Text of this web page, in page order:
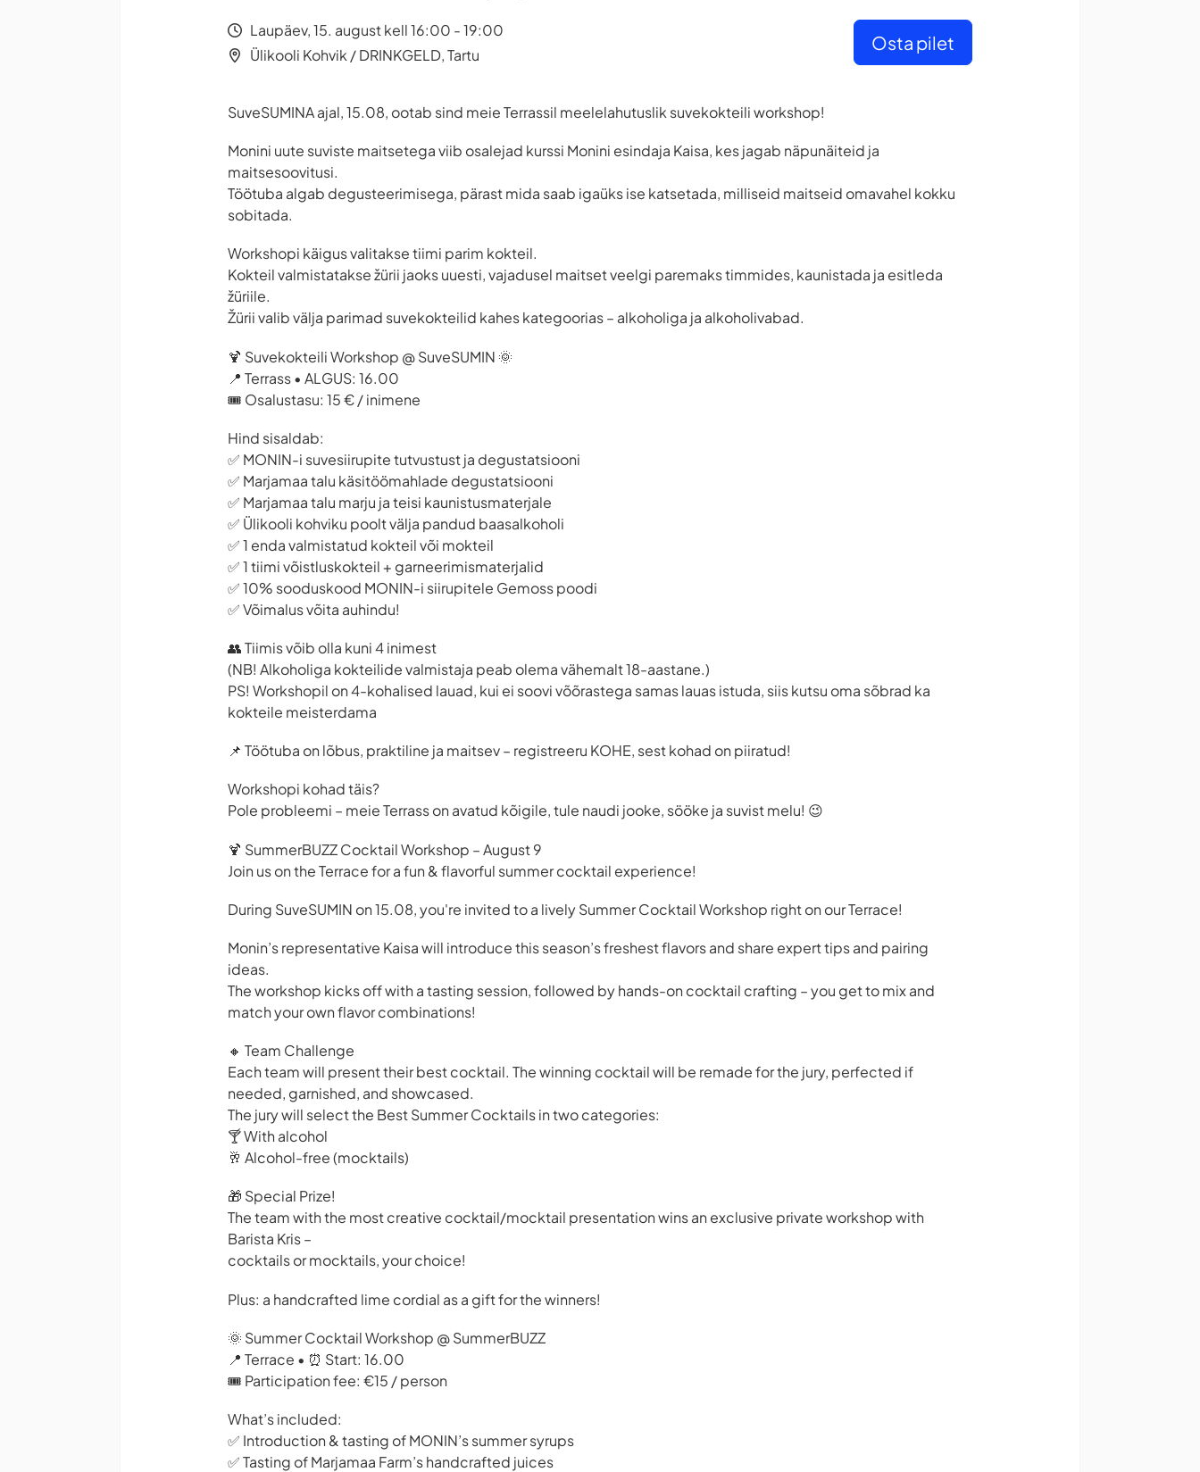
Laupäev, 15. august kell 16:00 - 19:00
Ülikooli Kohvik / DRINKGELD, Tartu
Osta pilet
SuveSUMINA ajal, 15.08, ootab sind meie Terrassil meelelahutuslik suvekokteili workshop!
Monini uute suviste maitsetega viib osalejad kurssi Monini esindaja Kaisa, kes jagab näpunäiteid ja
maitsesoovitusi.
Töötuba algab degusteerimisega, pärast mida saab igaüks ise katsetada, milliseid maitseid omavahel kokku
sobitada.
Workshopi käigus valitakse tiimi parim kokteil.
Kokteil valmistatakse žürii jaoks uuesti, vajadusel maitset veelgi paremaks timmides, kaunistada ja esitleda
žüriile.
Žürii valib välja parimad suvekokteilid kahes kategoorias – alkoholiga ja alkoholivabad.
🍹 Suvekokteili Workshop @ SuveSUMIN 🌞
📍 Terrass • ALGUS: 16.00
🎟️ Osalustasu: 15 € / inimene
Hind sisaldab:
✅ MONIN-i suvesiirupite tutvustust ja degustatsiooni
✅ Marjamaa talu käsitöömahlade degustatsiooni
✅ Marjamaa talu marju ja teisi kaunistusmaterjale
✅ Ülikooli kohviku poolt välja pandud baasalkoholi
✅ 1 enda valmistatud kokteil või mokteil
✅ 1 tiimi võistluskokteil + garneerimismaterjalid
✅ 10% sooduskood MONIN-i siirupitele Gemoss poodi
✅ Võimalus võita auhindu!
👥 Tiimis võib olla kuni 4 inimest
(NB! Alkoholiga kokteilide valmistaja peab olema vähemalt 18-aastane.)
PS! Workshopil on 4-kohalised lauad, kui ei soovi võõrastega samas lauas istuda, siis kutsu oma sõbrad ka
kokteile meisterdama
📌 Töötuba on lõbus, praktiline ja maitsev – registreeru KOHE, sest kohad on piiratud!
Workshopi kohad täis?
Pole probleemi – meie Terrass on avatud kõigile, tule naudi jooke, sööke ja suvist melu! 😉
🍹 SummerBUZZ Cocktail Workshop – August 9
Join us on the Terrace for a fun & flavorful summer cocktail experience!
During SuveSUMIN on 15.08, you're invited to a lively Summer Cocktail Workshop right on our Terrace!
Monin’s representative Kaisa will introduce this season’s freshest flavors and share expert tips and pairing
ideas.
The workshop kicks off with a tasting session, followed by hands-on cocktail crafting – you get to mix and
match your own flavor combinations!
🔸 Team Challenge
Each team will present their best cocktail. The winning cocktail will be remade for the jury, perfected if
needed, garnished, and showcased.
The jury will select the Best Summer Cocktails in two categories:
🍸 With alcohol
🥂 Alcohol-free (mocktails)
🎁 Special Prize!
The team with the most creative cocktail/mocktail presentation wins an exclusive private workshop with
Barista Kris –
cocktails or mocktails, your choice!
Plus: a handcrafted lime cordial as a gift for the winners!
🌞 Summer Cocktail Workshop @ SummerBUZZ
📍 Terrace • ⏰ Start: 16.00
🎟️ Participation fee: €15 / person
What’s included:
✅ Introduction & tasting of MONIN’s summer syrups
✅ Tasting of Marjamaa Farm’s handcrafted juices